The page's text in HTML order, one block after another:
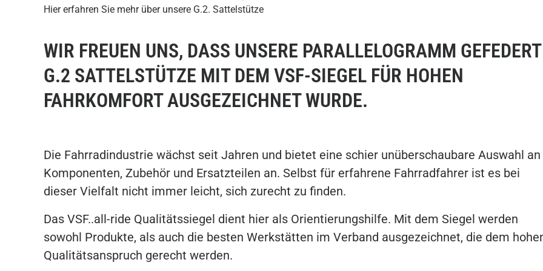
Hier erfahren Sie mehr über unsere G.2. Sattelstütze
WIR FREUEN UNS, DASS UNSERE PARALLELOGRAMM
G.2 SATTELSTÜTZE MIT DEM VSF-SIEGEL FÜR HOHEN
FAHRKOMFORT AUSGEZEICHNET WURDE.
Die Fahrradindustrie wächst seit Jahren und bietet eine schier unüberschaubare Auswahl an
Komponenten, Zubehör und Ersatzteilen an. Selbst für erfahrene Fahrradfahrer ist es bei
dieser Vielfalt nicht immer leicht, sich zurecht zu finden.
Das VSF..all-ride Qualitätssiegel dient hier als Orientierungshilfe. Mit dem Siegel werden
sowohl Produkte, als auch die besten Werkstätten im Verband ausgezeichnet, die dem
Qualitätsanspruch gerecht werden.